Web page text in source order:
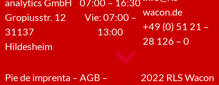
analytics GmbH
Gropiusstr. 12
31137
Hildesheim
07:00 – 16:30
Vie: 07:00 –
13:00
wacon.de
+49 (0) 51 21 –
28 126 – 0
Pie de imprenta – AGB – 2022 RLS Wacon